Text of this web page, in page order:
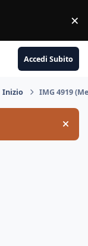
×
Accedi Subito
Inizio IMG 4919
Hide